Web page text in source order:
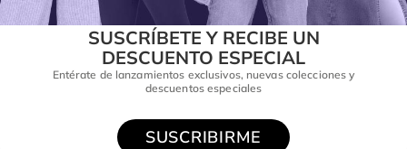
SUSCRÍBETE Y RECIBE UN
DESCUENTO ESPECIAL
Entérate de lanzamientos exclusivos, nuevas colecciones y
descuentos especiales
SUSCRIBIRME